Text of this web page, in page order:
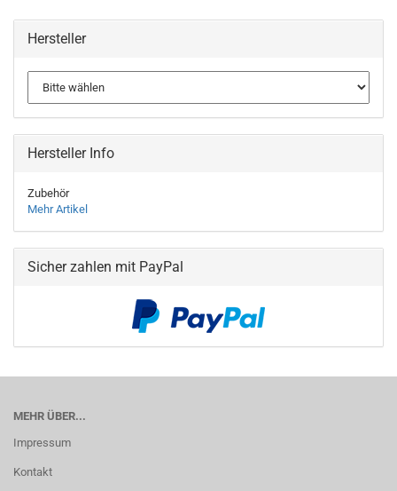
Hersteller
Hersteller Info
Zubehör
Mehr Artikel
Sicher zahlen mit PayPal
MEHR ÜBER...
Impressum
Kontakt